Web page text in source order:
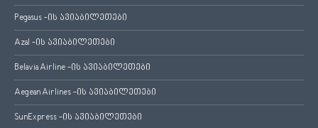
Pegasus -ის ავიაბილეთები
Azal -ის ავიაბილეთები
Belavia Airline -ის ავიაბილეთები
Aegean Airlines -ის ავიაბილეთები
SunExpress -ის ავიაბილეთები